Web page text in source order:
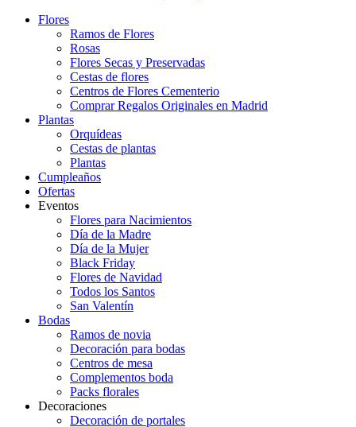
Flores
Ramos de Flores
Rosas
Flores Secas y Preservadas
Cestas de flores
Centros de Flores Cementerio
Comprar Regalos Originales en Madrid
Plantas
Orquídeas
Cestas de plantas
Plantas
Cumpleaños
Ofertas
Eventos
Flores para Nacimientos
Día de la Madre
Día de la Mujer
Black Friday
Flores de Navidad
Todos los Santos
San Valentín
Bodas
Ramos de novia
Decoración para bodas
Centros de mesa
Complementos boda
Packs florales
Decoraciones
Decoración de portales